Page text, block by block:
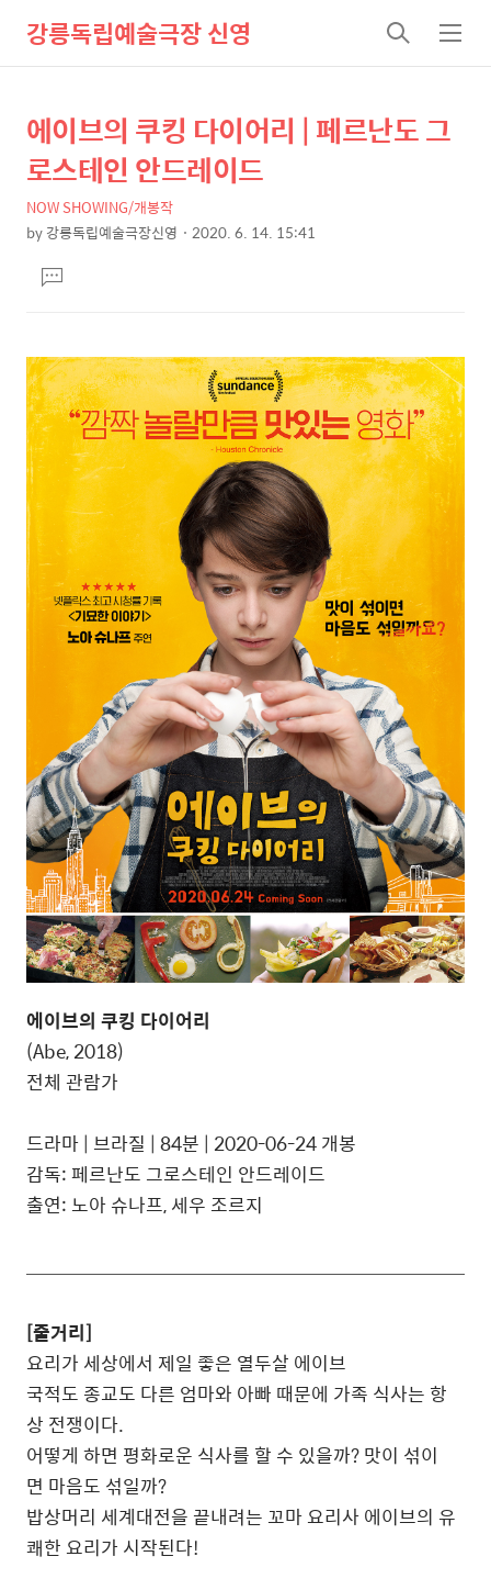
강릉독립예술극장 신영
검
색
메
뉴
상
세
컨
텐
본
문
제
목
에이브의 쿠킹 다이어리 | 페르난도 그
로스테인 안드레이드
NOW SHOWING/개봉작
by강릉독립예술극장신영 2020. 6. 14. 15:41
문댓
글
에이브의 쿠킹 다이어리
(Abe, 2018)
전체 관람가
드라마 | 브라질 | 84분 | 2020-06-24 개봉
감독: 페르난도 그로스테인 안드레이드
출연: 노아 슈나프, 세우 조르지
[줄거리]
요리가 세상에서 제일 좋은 열두살 에이브
국적도 종교도 다른 엄마와 아빠 때문에 가족 식사는 항
상 전쟁이다.
어떻게 하면 평화로운 식사를 할 수 있을까? 맛이 섞이
면 마음도 섞일까?
밥상머리 세계대전을 끝내려는 꼬마 요리사 에이브의 유
쾌한 요리가 시작된다!